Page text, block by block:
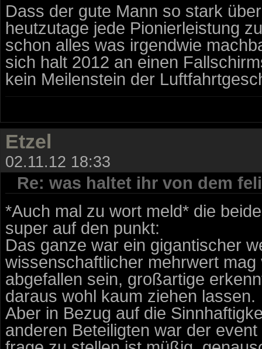
Dass der gute Mann so stark
heutzutage jede Pionierleistung
schon alles was irgendwie
sich halt 2012 an einen
kein Meilenstein der
Etzel
02.11.12 18:33
Re: was haltet ihr von dem
*Auch mal zu wort meld* die
super auf den punkt:
Das ganze war ein gigantischer
wissenschaftlicher mehrwert
abgefallen sein, großartige
daraus wohl kaum ziehen lassen.
Aber in Bezug auf die
anderen Beteiligten war der